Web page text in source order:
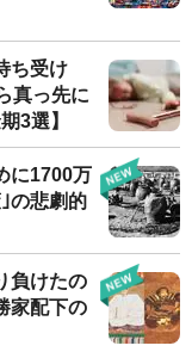
ち受け
真っ先に
3選】
に1700万
の悲劇的
負けたの
家配下の